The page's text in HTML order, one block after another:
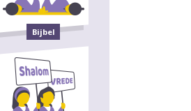
Bijbel